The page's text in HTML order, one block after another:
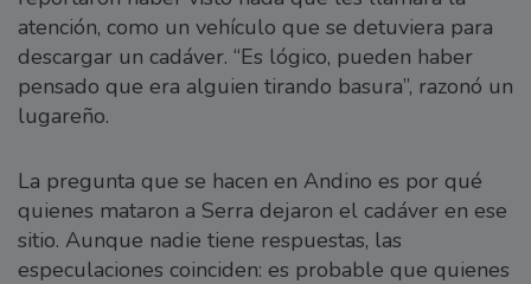
atención, como un vehículo que se detuviera para
descargar un cadáver. “Es lógico, pueden haber
pensado que era alguien tirando basura”, razonó un
lugareño.
La pregunta que se hacen en Andino es por qué
quienes mataron a Serra dejaron el cadáver en ese
sitio. Aunque nadie tiene respuestas, las
especulaciones coinciden: es probable que quienes